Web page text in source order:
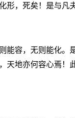
形，死矣！是与凡
容，无则能化
地亦何容心焉